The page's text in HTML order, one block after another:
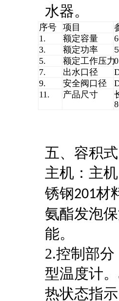
水器。
序号 项目
1.
额定容量
3.
额定功率
5.
额定工作压力
7.
出水口径
9.
安全阀口径
11.
产品尺寸
五、容积
主机：主
锈钢201材
氨酯发泡
能。
2.控制部
型温度计
热状态指